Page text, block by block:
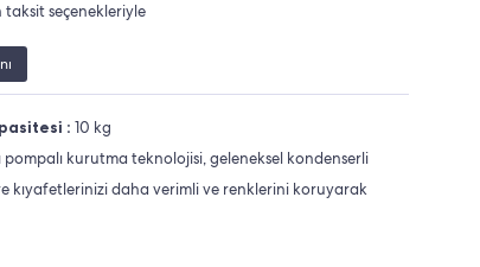
taksit seçenekleriyle
: 10 kg
pompalı kurutma teknolojisi, geleneksel kondenserli
kıyafetlerinizi daha verimli ve renklerini koruyarak